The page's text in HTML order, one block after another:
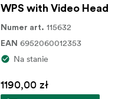
WPS with Video Head
Numer art. 115632
EAN 6952060012353
Na stanie
1190,00 zł